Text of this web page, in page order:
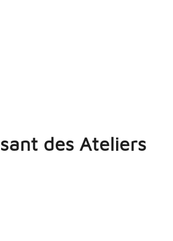
des Ateliers